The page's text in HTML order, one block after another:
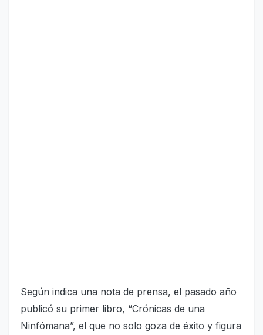
Según indica una nota de prensa, el pasado año
publicó su primer libro, “Crónicas de una
Ninfómana”, el que no solo goza de éxito y figura